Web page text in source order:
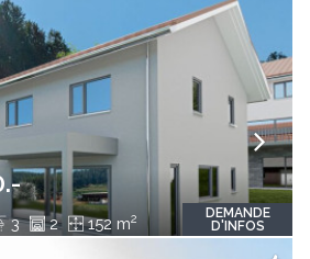
3 2 152 m2
DEMANDE
D'INFOS